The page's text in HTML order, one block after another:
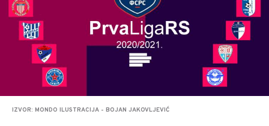
IZVOR: MONDO ILUSTRACIJA - BOJAN JAKOVLJEVIĆ